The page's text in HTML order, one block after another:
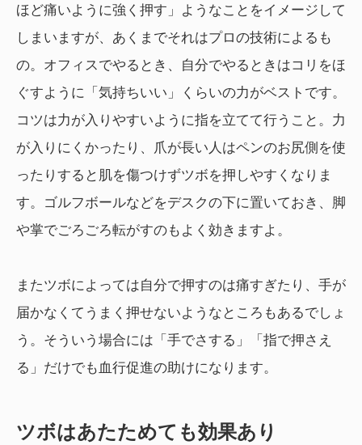
ほど痛いように強く押す」ようなことをイメージして
しまいますが、あくまでそれはプロの技術によるも
の。オフィスでやるとき、自分でやるときはコリをほ
ぐすように「気持ちいい」くらいの力がベストです。
コツは力が入りやすいように指を立てて行うこと。力
が入りにくかったり、爪が長い人はペンのお尻側を使
ったりすると肌を傷つけずツボを押しやすくなりま
す。ゴルフボールなどをデスクの下に置いておき、脚
や掌でごろごろ転がすのもよく効きますよ。
またツボによっては自分で押すのは痛すぎたり、手が
届かなくてうまく押せないようなところもあるでしょ
う。そういう場合には「手でさする」「指で押さえ
る」だけでも血行促進の助けになります。
ツボはあたためても効果あり